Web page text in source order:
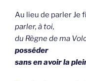
Au lieu de parler Je
parler, à toi,
du Règne de ma
posséder
sans en avoir la